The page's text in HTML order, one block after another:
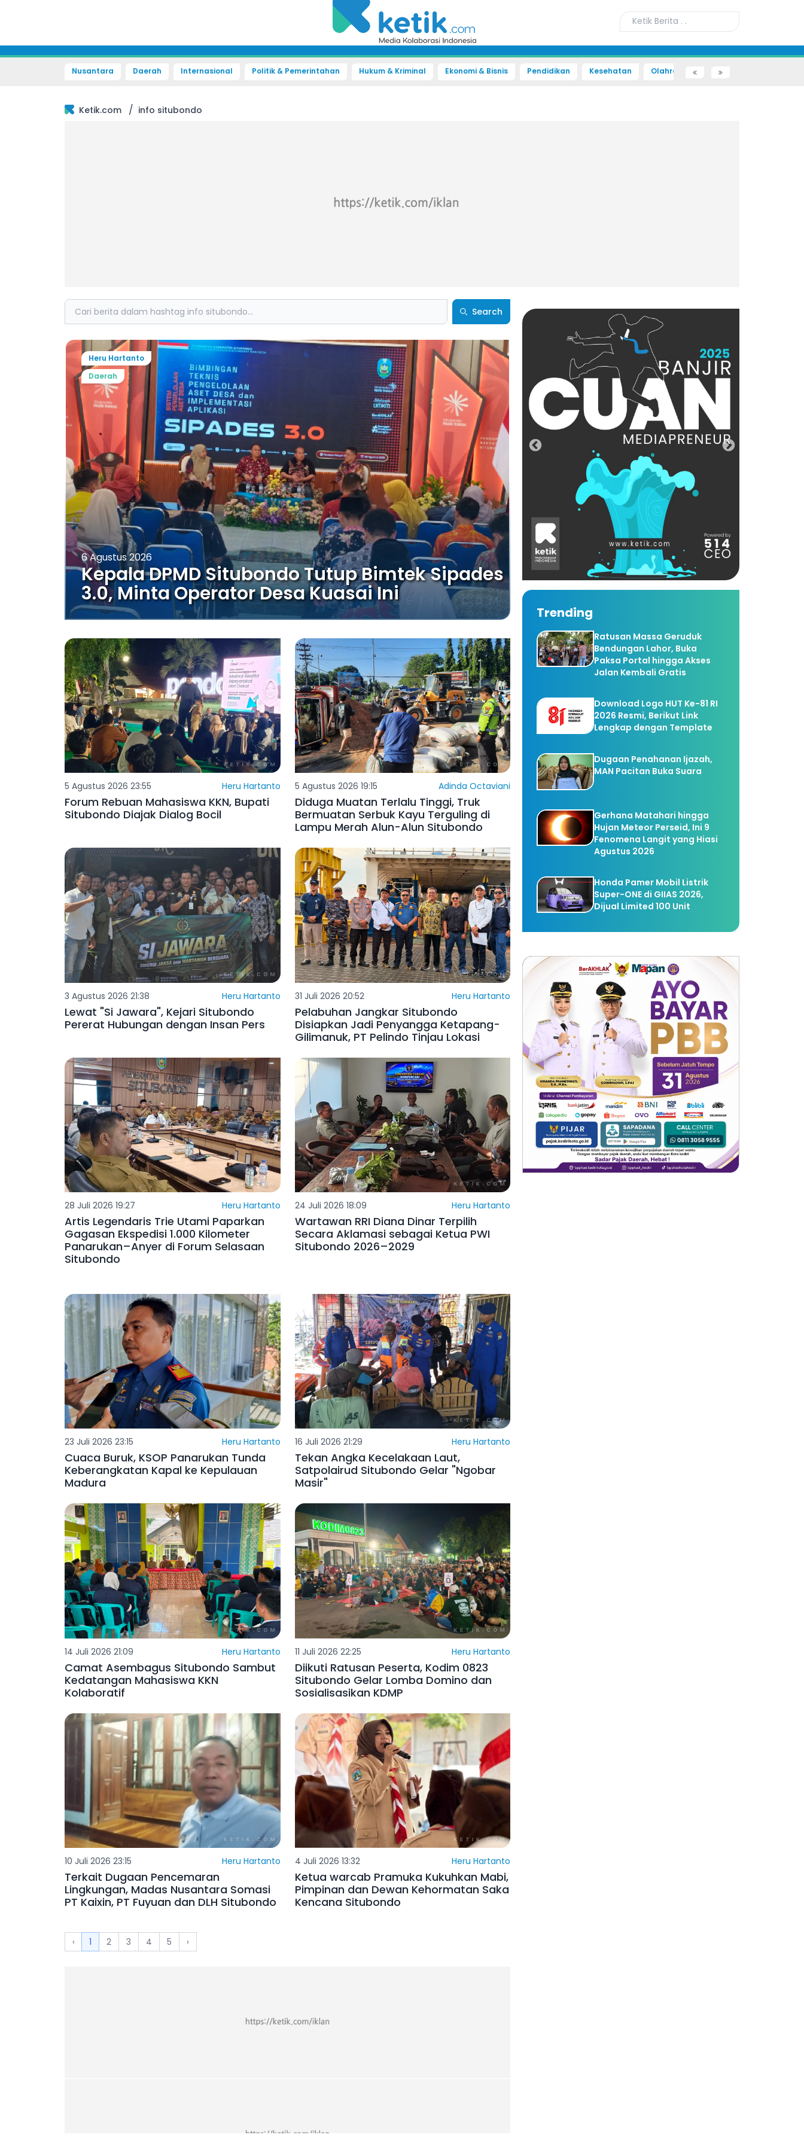
Sains dan Teknologi
/
Search
6 Agustus 2026
Kepala DPMD Situbondo Tutup Bimtek Sipades
3.0, Minta Operator Desa Kuasai Ini
Heru Hartanto
Daerah
5 Agustus 2026 23:55
Forum Rebuan Mahasiswa KKN, Bupati
Situbondo Diajak Dialog Bocil
5 Agustus 2026 19:15
Diduga Muatan Terlalu Tinggi, Truk
Bermuatan Serbuk Kayu Terguling di
Lampu Merah Alun-Alun Situbondo
3 Agustus 2026 21:38 Heru Hartanto
Lewat "Si Jawara", Kejari Situbondo
Pererat Hubungan dengan Insan Pers
31 Juli 2026 20:52 Heru Hartanto
Pelabuhan Jangkar Situbondo
Disiapkan Jadi Penyangga Ketapang-
Gilimanuk, PT Pelindo Tinjau Lokasi
Artis Legendaris Trie Utami Paparkan
Gagasan Ekspedisi 1.000 Kilometer
Panarukan–Anyer di Forum Selasaan
Situbondo
Wartawan RRI Diana Dinar Terpilih
Secara Aklamasi sebagai Ketua PWI
Situbondo 2026–2029
Cuaca Buruk, KSOP Panarukan Tunda
Keberangkatan Kapal ke Kepulauan
Madura
Tekan Angka Kecelakaan Laut,
Satpolairud Situbondo Gelar "Ngobar
Masir"
14 Juli 2026 21:09 Heru Hartanto
Camat Asembagus Situbondo Sambut
Kedatangan Mahasiswa KKN
Kolaboratif
11 Juli 2026 22:25 Heru Hartanto
Diikuti Ratusan Peserta, Kodim 0823
Situbondo Gelar Lomba Domino dan
Sosialisasikan KDMP
Terkait Dugaan Pencemaran
Lingkungan, Madas Nusantara Somasi
PT Kaixin, PT Fuyuan dan DLH Situbondo
Ketua warcab Pramuka Kukuhkan Mabi,
Pimpinan dan Dewan Kehormatan Saka
Kencana Situbondo
‹ 1 2 3 4 5 ›
Trending
Ratusan Massa Geruduk
Bendungan Lahor, Buka
Paksa Portal hingga Akses
Jalan Kembali Gratis
Download Logo HUT Ke-81 RI
2026 Resmi, Berikut Link
Lengkap dengan Template
Dugaan Penahanan Ijazah,
Gerhana Matahari hingga
Hujan Meteor Perseid, Ini 9
Fenomena Langit yang Hiasi
Agustus 2026
Honda Pamer Mobil Listrik
Super-ONE di GIIAS 2026,
Dijual Limited 100 Unit